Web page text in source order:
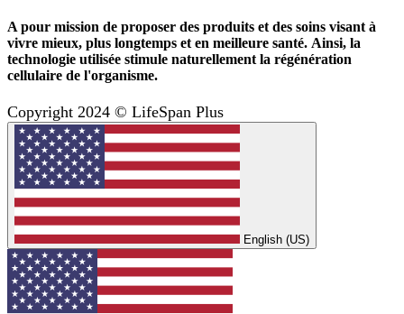
A pour mission de proposer des produits et des soins visant à
vivre mieux, plus longtemps et en meilleure santé. Ainsi, la
technologie utilisée stimule naturellement la régénération
cellulaire de l'organisme.
Copyright 2024 © LifeSpan Plus
English (US)